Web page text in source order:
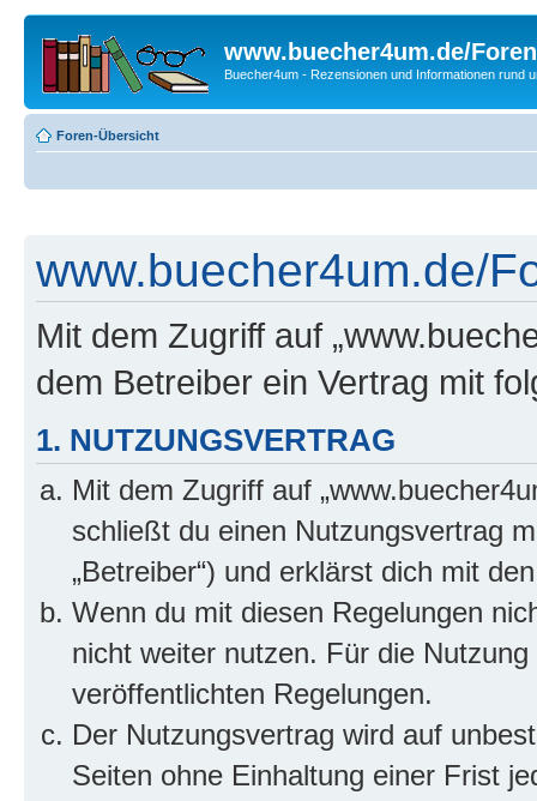
www.buecher4um.de/Foren
Buecher4um - Rezensionen und Informationen rund
Foren-Übersicht
www.buecher4um.de/
Mit dem Zugriff auf
dem Betreiber ein Vertrag mit
1. NUTZUNGSVERTRAG
Mit dem Zugriff auf
schließt du einen Nutzungsvertrag
„Betreiber“) und erklärst dich mit
Wenn du mit diesen Regelungen
nicht weiter nutzen. Für die
veröffentlichten Regelungen.
Der Nutzungsvertrag wird auf
Seiten ohne Einhaltung einer Frist